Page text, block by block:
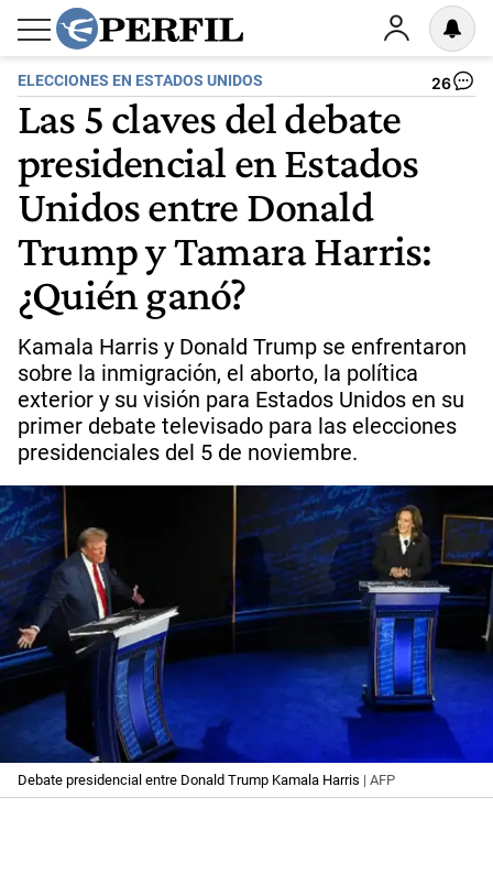
ELECCIONES EN ESTADOS UNIDOS 26
Las 5 claves del debate
presidencial en Estados
Unidos entre Donald
Trump y Tamara Harris:
¿Quién ganó?
Kamala Harris y Donald Trump se enfrentaron
sobre la inmigración, el aborto, la política
exterior y su visión para Estados Unidos en su
primer debate televisado para las elecciones
presidenciales del 5 de noviembre.
Debate presidencial entre Donald Trump Kamala Harris | AFP